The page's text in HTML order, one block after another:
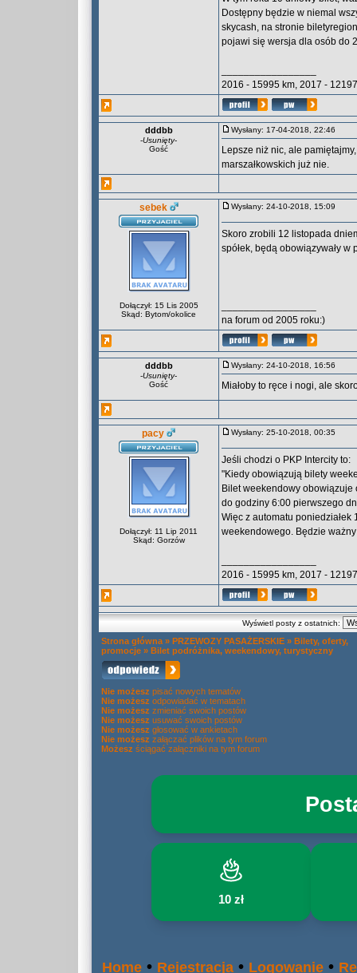
Dostępny będzie w niemal
skycash, na stronie
pojawi się wersja dla osób do
2016 - 15995 km, 2017 -
dddbb
-Usunięty-
Gość
Wysłany: 17-04-2018, 22:46
Lepsze niż nic, ale
marszałkowskich już nie.
sebek
Dołączył: 15 Lis 2005
Skąd: Bytom/okolice
Wysłany: 24-10-2018, 15:09
Skoro zrobili 12 listopada
spółek, będą obowiązywały w
na forum od 2005 roku:)
dddbb
-Usunięty-
Gość
Wysłany: 24-10-2018, 16:56
Miałoby to ręce i nogi, ale
pacy
Dołączył: 11 Lip 2011
Skąd: Gorzów
Wysłany: 25-10-2018, 00:35
Jeśli chodzi o PKP Intercity to:
"Kiedy obowiązują bilety
Bilet weekendowy
do godziny 6:00 pierwszego
Więc z automatu
weekendowego. Będzie
2016 - 15995 km, 2017 -
Wyświetl posty z ostatnich:
Strona główna » PRZEWOZY PASAŻERSKIE » Bilety, oferty,
promocje » Bilet podróżnika, weekendowy, turystyczny
Nie możesz pisać nowych tematów
Nie możesz odpowiadać w tematach
Nie możesz zmieniać swoich postów
Nie możesz usuwać swoich postów
Nie możesz głosować w ankietach
Nie możesz załączać plików na tym forum
Możesz ściągać załączniki na tym forum
10 zł
Home • Rejestracja • Logowanie •